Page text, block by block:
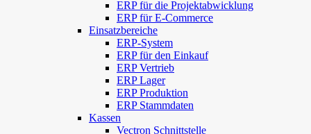
ERP für die Projektabwicklung
ERP für E-Commerce
Einsatzbereiche
ERP-System
ERP für den Einkauf
ERP Vertrieb
ERP Lager
ERP Produktion
ERP Stammdaten
Kassen
Vectron Schnittstelle